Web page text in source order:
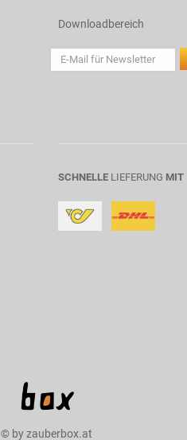
Downloadbereich
SCHNELLE LIEFERUNG MIT
© by zauberbox.at